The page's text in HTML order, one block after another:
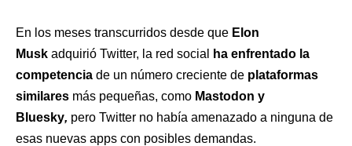
En los meses transcurridos desde que Elon
Musk adquirió Twitter, la red social
ha enfrentado la
competencia de un número creciente de plataformas
similares más pequeñas, como Mastodon y
Bluesky, pero Twitter no había amenazado a ninguna de
esas nuevas apps con posibles demandas.